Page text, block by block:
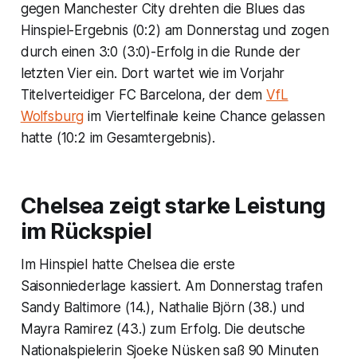
gegen Manchester City drehten die Blues das
Hinspiel-Ergebnis (0:2) am Donnerstag und zogen
durch einen 3:0 (3:0)-Erfolg in die Runde der
letzten Vier ein. Dort wartet wie im Vorjahr
Titelverteidiger FC Barcelona, der demVfL
Wolfsburg im Viertelfinale keine Chance gelassen
hatte (10:2 im Gesamtergebnis).
Chelsea zeigt starke Leistung
im Rückspiel
Im Hinspiel hatte Chelsea die erste
Saisonniederlage kassiert. Am Donnerstag trafen
Sandy Baltimore (14.), Nathalie Björn (38.) und
Mayra Ramirez (43.) zum Erfolg. Die deutsche
Nationalspielerin Sjoeke Nüsken saß 90 Minuten